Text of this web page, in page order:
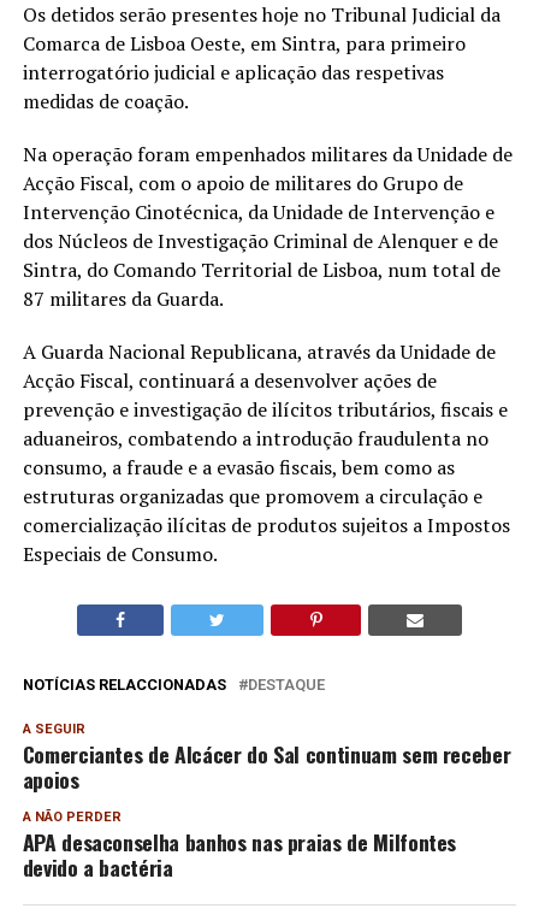
Os detidos serão presentes hoje no Tribunal Judicial da
Comarca de Lisboa Oeste, em Sintra, para primeiro
interrogatório judicial e aplicação das respetivas
medidas de coação.
Na operação foram empenhados militares da Unidade de
Acção Fiscal, com o apoio de militares do Grupo de
Intervenção Cinotécnica, da Unidade de Intervenção e
dos Núcleos de Investigação Criminal de Alenquer e de
Sintra, do Comando Territorial de Lisboa, num total de
87 militares da Guarda.
A Guarda Nacional Republicana, através da Unidade de
Acção Fiscal, continuará a desenvolver ações de
prevenção e investigação de ilícitos tributários, fiscais e
aduaneiros, combatendo a introdução fraudulenta no
consumo, a fraude e a evasão fiscais, bem como as
estruturas organizadas que promovem a circulação e
comercialização ilícitas de produtos sujeitos a Impostos
Especiais de Consumo.
NOTÍCIAS RELACCIONADAS DESTAQUE
A SEGUIR
Comerciantes de Alcácer do Sal continuam sem receber
apoios
A NÃO PERDER
APA desaconselha banhos nas praias de Milfontes
devido a bactéria